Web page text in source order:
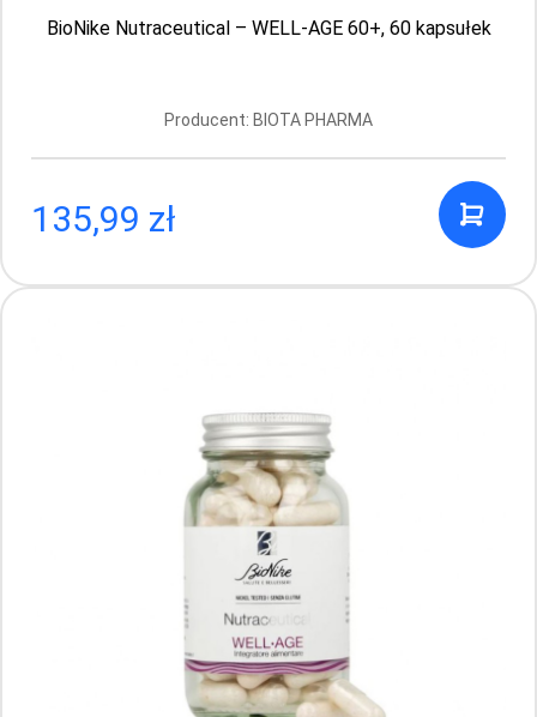
BioNike Nutraceutical – Włosy, Skóra,
Paznokcie, 60 kapsułek
Producent: BIOTA PHARMA
BioNike Nutraceutical – WELL-AGE 60+, 60 kapsułek
Producent: BIOTA PHARMA
135,99 zł